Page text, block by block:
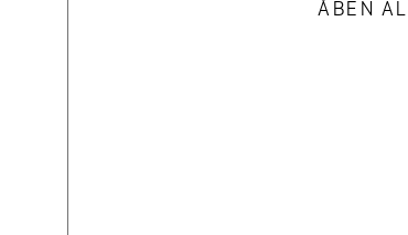
ÅBEN